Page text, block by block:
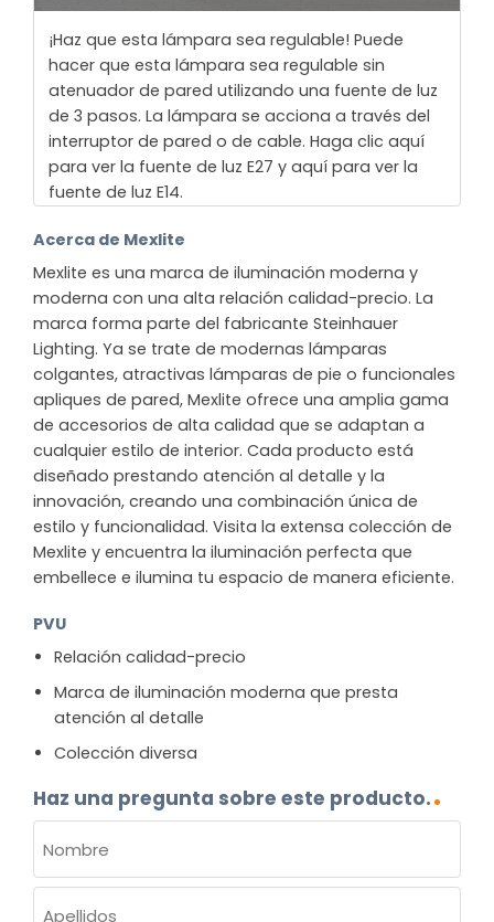
¡Haz que esta lámpara sea regulable! Puede
hacer que esta lámpara sea regulable sin
atenuador de pared utilizando una fuente de luz
de 3 pasos. La lámpara se acciona a través del
interruptor de pared o de cable. Haga clic aquí
para ver la fuente de luz E27 y aquí para ver la
fuente de luz E14.
Acerca de Mexlite
Mexlite es una marca de iluminación moderna y
moderna con una alta relación calidad-precio. La
marca forma parte del fabricante Steinhauer
Lighting. Ya se trate de modernas lámparas
colgantes, atractivas lámparas de pie o funcionales
apliques de pared, Mexlite ofrece una amplia gama
de accesorios de alta calidad que se adaptan a
cualquier estilo de interior. Cada producto está
diseñado prestando atención al detalle y la
innovación, creando una combinación única de
estilo y funcionalidad. Visita la extensa colección de
Mexlite y encuentra la iluminación perfecta que
embellece e ilumina tu espacio de manera eficiente.
PVU
Relación calidad-precio
Marca de iluminación moderna que presta
atención al detalle
Colección diversa
Haz una pregunta sobre este producto.
(OBLIGATORIO)
Nombre